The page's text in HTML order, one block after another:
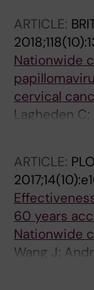
ARTICLE:
Nationwide
cervical
Lagheden C;
J; Elfstrom
ARTICLE:
60 years
Nationwide
Wang J;
Strom P;